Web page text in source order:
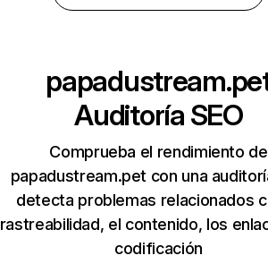
Auditoría SEO
Comprueba el rendimiento de
papadustream.pet con una
detecta problemas relacionados
rastreabilidad, el contenido, los
codificación